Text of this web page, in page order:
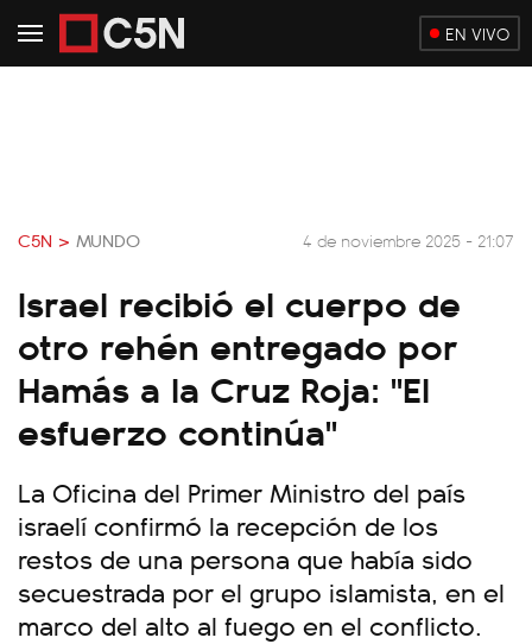
EN VIVO
C5N > MUNDO 4 de noviembre 2025 - 21:07
Israel recibió el cuerpo de
otro rehén entregado por
Hamás a la Cruz Roja: "El
esfuerzo continúa"
La Oficina del Primer Ministro del país
israelí confirmó la recepción de los
restos de una persona que había sido
secuestrada por el grupo islamista, en el
marco del alto al fuego en el conflicto.